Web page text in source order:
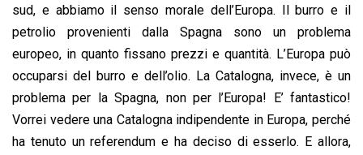
sud, e abbiamo il senso morale dell’Europa. Il burro e il
petrolio provenienti dalla Spagna sono un problema
europeo, in quanto fissano prezzi e quantità. L’Europa può
occuparsi del burro e dell’olio. La Catalogna, invece, è un
problema per la Spagna, non per l’Europa! E’ fantastico!
Vorrei vedere una Catalogna indipendente in Europa, perché
ha tenuto un referendum e ha deciso di esserlo. E allora,